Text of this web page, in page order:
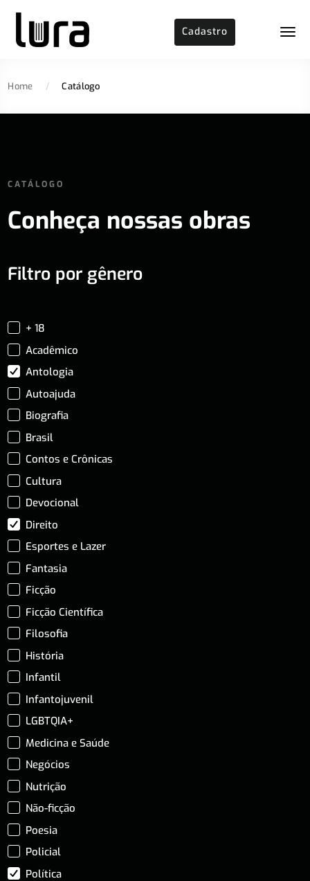
Cadastro
Home / Catálogo
CATÁLOGO
Conheça nossas obras
Filtro por gênero
+ 18
Acadêmico
Antologia
Autoajuda
Biografia
Brasil
Contos e Crônicas
Cultura
Devocional
Direito
Esportes e Lazer
Fantasia
Ficção
Ficção Científica
Filosofia
História
Infantil
Infantojuvenil
LGBTQIA+
Medicina e Saúde
Negócios
Nutrição
Não-ficção
Poesia
Policial
Política